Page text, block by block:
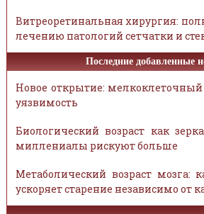
Витреоретинальная хирургия:
лечению патологий сетчатки и
Последние добавленные
Новое открытие:
уязвимость
Биологический возраст как
миллениалы рискуют больше
Метаболический возраст мозга:
ускоряет старение независимо от